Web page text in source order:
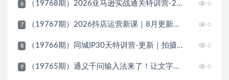
6 （19768期）2026亚马逊实战通关特训营-2026更新，多维选品+渐进式打法+AI应用，从0到1打造盈利店铺 0
7 （19767期）2026抖店运营新课｜8月更新｜不动销起店+商品卡爆发｜达人玩法+店群批量复制｜轻松玩转抖音小店全域流量 0
8 （19766期）同城IP30天特训营-更新｜拍摄剪辑+脚本文案+引流成交，打爆本地流量提升门店业绩实操教学 0
9 （19765期）通义千问输入法来了！让文字输入变得如此简单，最快 300 字/分，AI 自动润色，说话秒变工整文字 0